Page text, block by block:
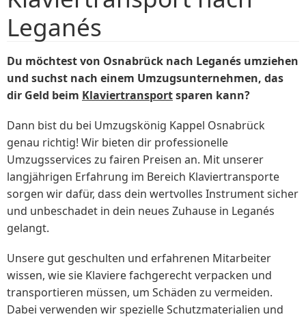
Leganés
Du möchtest von Osnabrück nach Leganés umziehen
und suchst nach einem Umzugsunternehmen, das
dir Geld beim Klaviertransportsparen kann?
Dann bist du bei Umzugskönig Kappel Osnabrück
genau richtig! Wir bieten dir professionelle
Umzugsservices zu fairen Preisen an. Mit unserer
langjährigen Erfahrung im Bereich Klaviertransporte
sorgen wir dafür, dass dein wertvolles Instrument sicher
und unbeschadet in dein neues Zuhause in Leganés
gelangt.
Unsere gut geschulten und erfahrenen Mitarbeiter
wissen, wie sie Klaviere fachgerecht verpacken und
transportieren müssen, um Schäden zu vermeiden.
Dabei verwenden wir spezielle Schutzmaterialien und